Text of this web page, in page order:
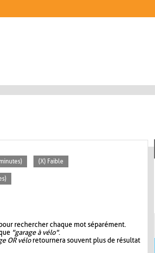
(X) Faible
rechercher chaque mot séparément.
"garage à vélo".
OR véloretournera souvent plus de résultat